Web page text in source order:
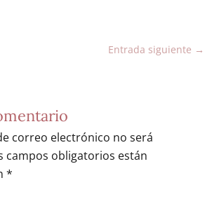
Entrada siguiente →
correo electrónico no será
campos obligatorios están
*